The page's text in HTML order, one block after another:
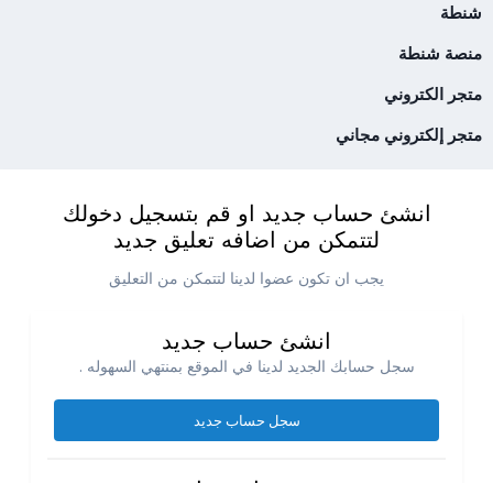
شنطة
منصة شنطة
متجر الكتروني
متجر إلكتروني مجاني
انشئ حساب جديد او قم بتسجيل دخولك
لتتمكن من اضافه تعليق جديد
يجب ان تكون عضوا لدينا لتتمكن من التعليق
انشئ حساب جديد
سجل حسابك الجديد لدينا في الموقع بمنتهي السهوله .
سجل حساب جديد